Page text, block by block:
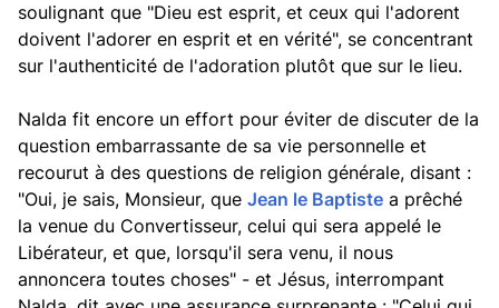
soulignant que "Dieu est esprit, et ceux qui l'adorent
doivent l'adorer en esprit et en vérité", se concentrant
sur l'authenticité de l'adoration plutôt que sur le lieu.
Nalda fit encore un effort pour éviter de discuter de la
question embarrassante de sa vie personnelle et
recourut à des questions de religion générale, disant :
"Oui, je sais, Monsieur, que Jean le Baptiste a prêché
la venue du Convertisseur, celui qui sera appelé le
Libérateur, et que, lorsqu'il sera venu, il nous
annoncera toutes choses" - et Jésus, interrompant